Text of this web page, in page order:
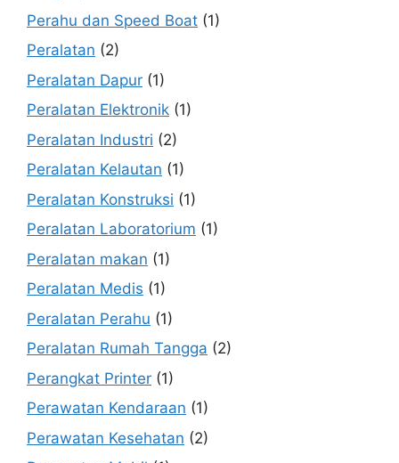
Perahu dan Speed Boat (1)
Peralatan (2)
Peralatan Dapur (1)
Peralatan Elektronik (1)
Peralatan Industri (2)
Peralatan Kelautan (1)
Peralatan Konstruksi (1)
Peralatan Laboratorium (1)
Peralatan makan (1)
Peralatan Medis (1)
Peralatan Perahu (1)
Peralatan Rumah Tangga (2)
Perangkat Printer (1)
Perawatan Kendaraan (1)
Perawatan Kesehatan (2)